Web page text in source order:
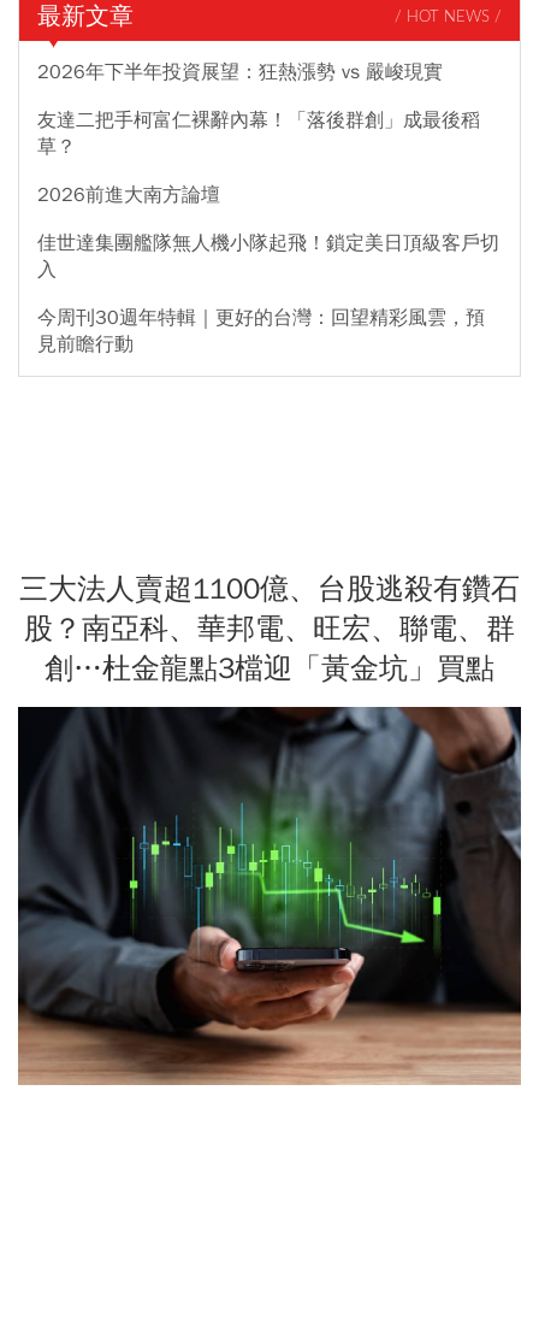
最新文章 / HOT NEWS /
2026年下半年投資展望：狂熱漲勢 vs 嚴峻現實
友達二把手柯富仁裸辭內幕！「落後群創」成最後稻
草？
2026前進大南方論壇
佳世達集團艦隊無人機小隊起飛！鎖定美日頂級客戶切
入
今周刊30週年特輯｜更好的台灣：回望精彩風雲，預
見前瞻行動
三大法人賣超1100億、台股逃殺有鑽石
股？南亞科、華邦電、旺宏、聯電、群
創…杜金龍點3檔迎「黃金坑」買點